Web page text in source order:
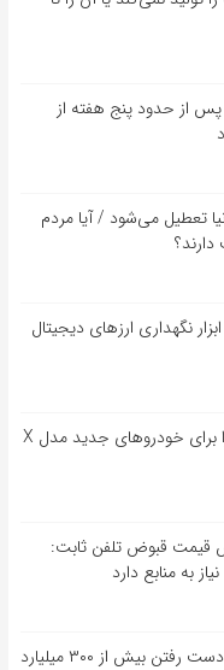
از حدود پنج هفته از
تعطیل می‌شود / آیا مردم
نگهداری ارزهای دیجیتال
تسلا سرویس گیمینگ استیم را برای خودروهای جدید مدل X
قیمت قبوض تلفن ثابت:
به منابع دارد
احتمال خروج رایتل از بازار / از دست رفتن بیش از ۳۰۰ میلیارد